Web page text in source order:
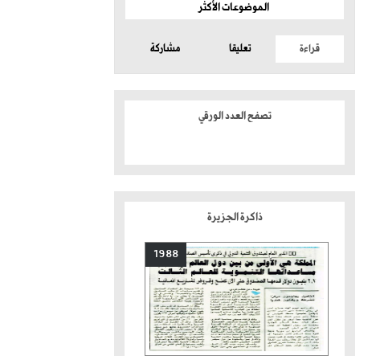
الموضوعات الأكثر
قراءة تعليقا مشاركة
تصفح العدد الورقي
ذاكرة الجزيرة
1988